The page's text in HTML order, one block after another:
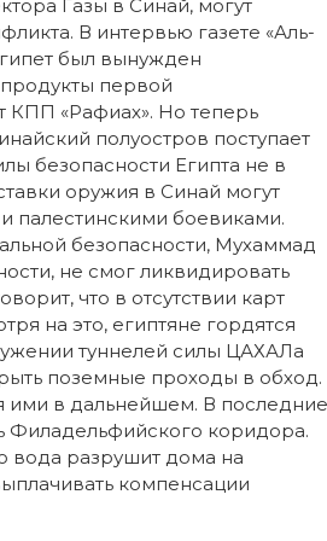
Газы в Синай, могут
В интервью газете «Аль-
был вынужден
первой
КПП «Рафиах». Но теперь
полуостров поступает
безопасности Египта не в
оружия в Синай могут
палестинскими боевиками.
безопасности, Мухаммад
не смог ликвидировать
что в отсутствии карт
на это, египтяне гордятся
туннелей силы ЦАХАЛа
поземные проходы в обход.
ими в дальнейшем. В последние
Филадельфийского коридора.
вода разрушит дома на
компенсации